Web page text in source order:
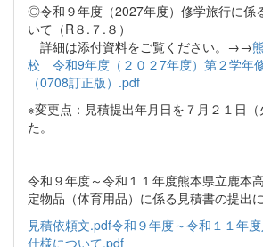
◎令和９年度（2027年度）修学旅行に係
いて（R８.７.８）
詳細は添付資料をご覧ください。→→
校 令和9年度（２０２7年度）第２学年
（0708訂正版）.pdf
※変更点：見積提出年月日を７月２１日
た。
令和９年度～令和１１年度熊本県立鹿本
定物品（体育用品）に係る見積書の提出
見積依頼文.pdf令和９年度～令和１１年
仕様について.pdf